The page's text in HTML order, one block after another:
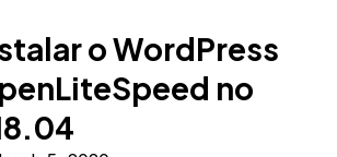
o WordPress
no